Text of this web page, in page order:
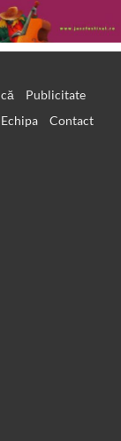
Publicitate
Echipa Contact